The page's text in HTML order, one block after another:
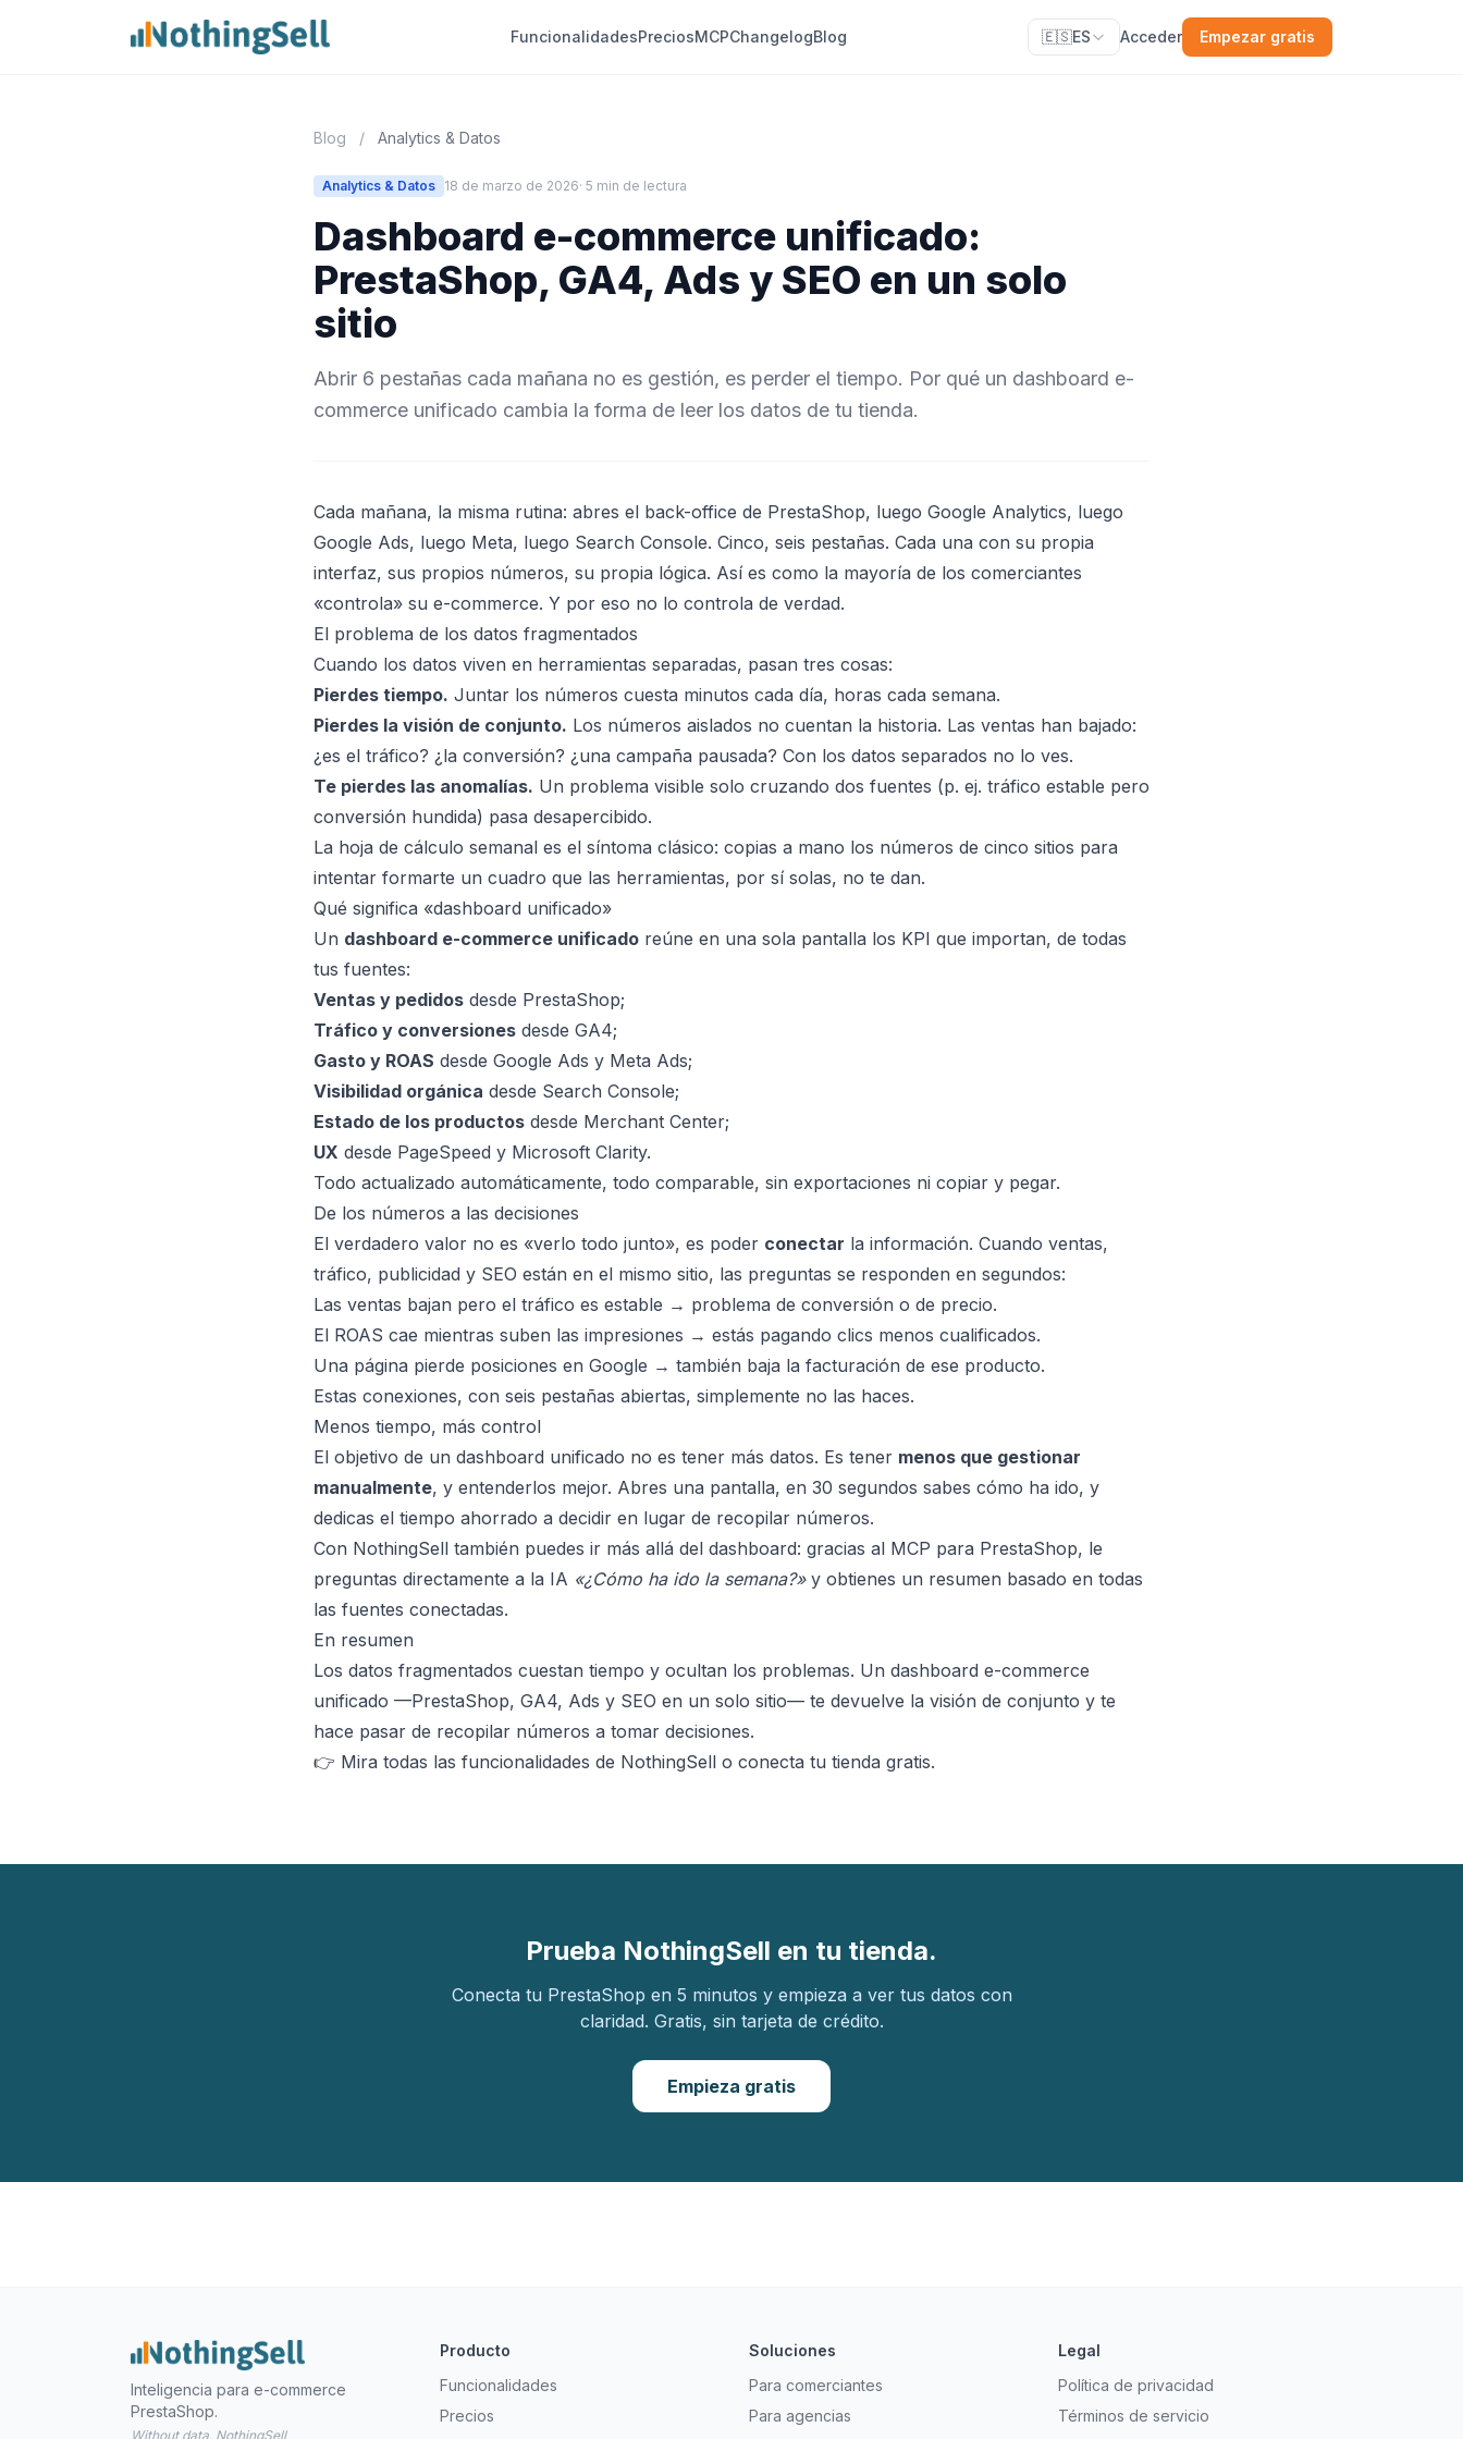
FuncionalidadesPreciosMCPChangelogBlog 🇪🇸ES Acceder Empezar gratis
Blog / Analytics & Datos
Analytics & Datos 18 de marzo de 2026· 5 min de lectura
Dashboard e-commerce unificado:
PrestaShop, GA4, Ads y SEO en un solo
sitio
Abrir 6 pestañas cada mañana no es gestión, es perder el tiempo. Por qué un dashboard e-
commerce unificado cambia la forma de leer los datos de tu tienda.
Cada mañana, la misma rutina: abres el back-office de PrestaShop, luego Google Analytics, luego
Google Ads, luego Meta, luego Search Console. Cinco, seis pestañas. Cada una con su propia
interfaz, sus propios números, su propia lógica. Así es como la mayoría de los comerciantes
«controla» su e-commerce. Y por eso no lo controla de verdad.
El problema de los datos fragmentados
Cuando los datos viven en herramientas separadas, pasan tres cosas:
Pierdes tiempo. Juntar los números cuesta minutos cada día, horas cada semana.
Pierdes la visión de conjunto. Los números aislados no cuentan la historia. Las ventas han bajado:
¿es el tráfico? ¿la conversión? ¿una campaña pausada? Con los datos separados no lo ves.
Te pierdes las anomalías. Un problema visible solo cruzando dos fuentes (p. ej. tráfico estable pero
conversión hundida) pasa desapercibido.
La hoja de cálculo semanal es el síntoma clásico: copias a mano los números de cinco sitios para
intentar formarte un cuadro que las herramientas, por sí solas, no te dan.
Qué significa «dashboard unificado»
Un dashboard e-commerce unificado reúne en una sola pantalla los KPI que importan, de todas
tus fuentes:
Ventas y pedidos desde PrestaShop;
Tráfico y conversiones desde GA4;
Gasto y ROAS desde Google Ads y Meta Ads;
Visibilidad orgánica desde Search Console;
Estado de los productos desde Merchant Center;
UX desde PageSpeed y Microsoft Clarity.
Todo actualizado automáticamente, todo comparable, sin exportaciones ni copiar y pegar.
De los números a las decisiones
El verdadero valor no es «verlo todo junto», es poder conectar la información. Cuando ventas,
tráfico, publicidad y SEO están en el mismo sitio, las preguntas se responden en segundos:
Las ventas bajan pero el tráfico es estable → problema de conversión o de precio.
El ROAS cae mientras suben las impresiones → estás pagando clics menos cualificados.
Una página pierde posiciones en Google → también baja la facturación de ese producto.
Estas conexiones, con seis pestañas abiertas, simplemente no las haces.
Menos tiempo, más control
El objetivo de un dashboard unificado no es tener más datos. Es tener menos que gestionar
manualmente, y entenderlos mejor. Abres una pantalla, en 30 segundos sabes cómo ha ido, y
dedicas el tiempo ahorrado a decidir en lugar de recopilar números.
Con NothingSell también puedes ir más allá del dashboard: gracias al MCP para PrestaShop, le
preguntas directamente a la IA «¿Cómo ha ido la semana?»y obtienes un resumen basado en todas
las fuentes conectadas.
En resumen
Los datos fragmentados cuestan tiempo y ocultan los problemas. Un dashboard e-commerce
unificado —PrestaShop, GA4, Ads y SEO en un solo sitio— te devuelve la visión de conjunto y te
hace pasar de recopilar números a tomar decisiones.
👉 Mira todas las funcionalidades de NothingSell o conecta tu tienda gratis.
Prueba NothingSell en tu tienda.
Conecta tu PrestaShop en 5 minutos y empieza a ver tus datos con
claridad. Gratis, sin tarjeta de crédito.
Empieza gratis
Inteligencia para e-commerce
PrestaShop.
Without data, NothingSell
Producto
Funcionalidades
Precios
Soluciones
Para comerciantes
Para agencias
Legal
Política de privacidad
Términos de servicio